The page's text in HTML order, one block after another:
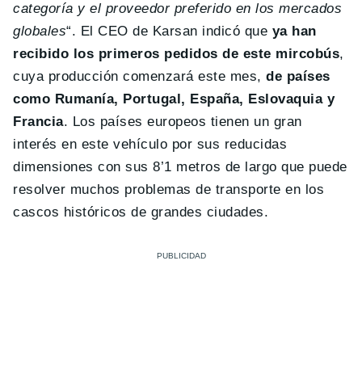
categoría y el proveedor preferido en los mercados
globales“. El CEO de Karsan indicó que ya han
recibido los primeros pedidos de este mircobús,
cuya producción comenzará este mes,de países
como Rumanía, Portugal, España, Eslovaquia y
Francia. Los países europeos tienen un gran
interés en este vehículo por sus reducidas
dimensiones con sus 8’1 metros de largo que puede
resolver muchos problemas de transporte en los
cascos históricos de grandes ciudades.